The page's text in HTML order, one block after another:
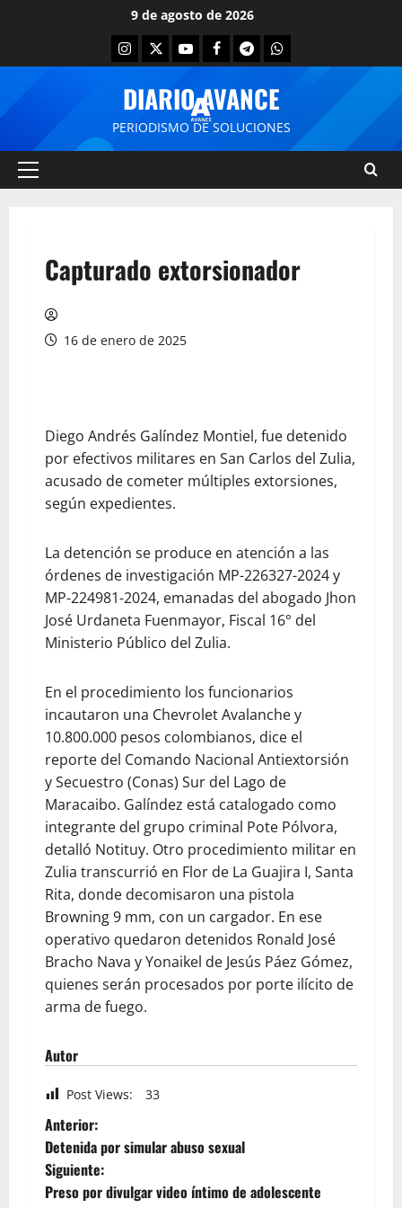
9 de agosto de 2026
DIARIO AVANCE
PERIODISMO DE SOLUCIONES
Capturado extorsionador
16 de enero de 2025
Diego Andrés Galíndez Montiel, fue detenido
por efectivos militares en San Carlos del Zulia,
acusado de cometer múltiples extorsiones,
según expedientes.
La detención se produce en atención a las
órdenes de investigación MP-226327-2024 y
MP-224981-2024, emanadas del abogado Jhon
José Urdaneta Fuenmayor, Fiscal 16° del
Ministerio Público del Zulia.
En el procedimiento los funcionarios
incautaron una Chevrolet Avalanche y
10.800.000 pesos colombianos, dice el
reporte del Comando Nacional Antiextorsión
y Secuestro (Conas) Sur del Lago de
Maracaibo. Galíndez está catalogado como
integrante del grupo criminal Pote Pólvora,
detalló Notituy. Otro procedimiento militar en
Zulia transcurrió en Flor de La Guajira I, Santa
Rita, donde decomisaron una pistola
Browning 9 mm, con un cargador. En ese
operativo quedaron detenidos Ronald José
Bracho Nava y Yonaikel de Jesús Páez Gómez,
quienes serán procesados por porte ilícito de
arma de fuego.
Autor
Post Views: 33
Anterior:
Detenida por simular abuso sexual
Siguiente:
Preso por divulgar video íntimo de adolescente